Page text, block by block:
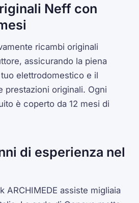
Neff con
ricambi originali
assicurando la piena
elettrodomestico e il
prestazioni originali. Ogni
è coperto da 12 mesi di
di esperienza nel
ARCHIMEDE assiste migliaia